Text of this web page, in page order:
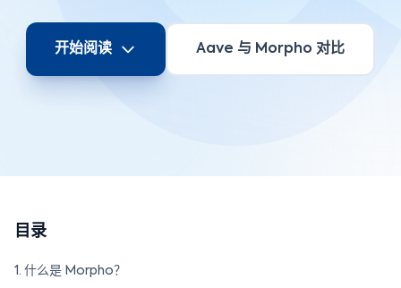
开始阅读 Aave 与 Morpho 对比
目录
1. 什么是 Morpho？